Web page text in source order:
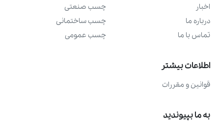
اخبار
درباره ما
تماس با ما
چسب صنعتی
چسب ساختمانی
چسب عمومی
اطلاعات بیشتر
قوانین و مقررات
به ما بپیوندید